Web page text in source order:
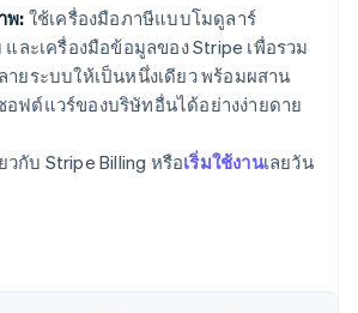
พ: ใช้เครื่องมือภาษีแบบโมดูลาร์
และเครื่องมือข้อมูลของ Stripe เพื่อรวม
ายระบบให้เป็นหนึ่งเดียว พร้อมผสาน
อฟต์แวร์ของบริษัทอื่นได้อย่างง่ายดาย
วกับ Stripe Billing หรือเริ่มใช้งานเลยวัน